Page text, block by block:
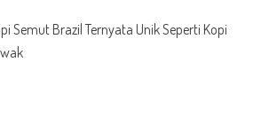
Semut Brazil Ternyata Unik Seperti Kopi